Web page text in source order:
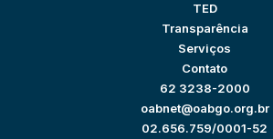
TED
Transparência
Serviços
Contato
62 3238-2000
oabnet@oabgo.org.br
02.656.759/0001-52